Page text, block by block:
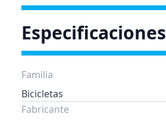
Especificaciones
Familia
Bicicletas
Fabricante